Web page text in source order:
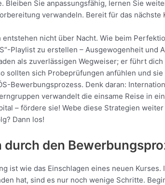
Bleiben Sie anpassungsfähig, lernen Sie
verwandeln. Bereit für das nächste
nicht über Nacht. Wie beim
Playlist zu erstellen – Ausgewogenheit
als zuverlässigen Wegweiser; er führt
sollten sich Probeprüfungen anfühlen und
Bewerbungsprozess. Denk daran:
verwandelt die einsame Reise in
– fördere sie! Webe diese Strategien
Dann los!
durch den
ist wie das Einschlagen eines neuen
hat, sind es nur noch wenige Schritte.